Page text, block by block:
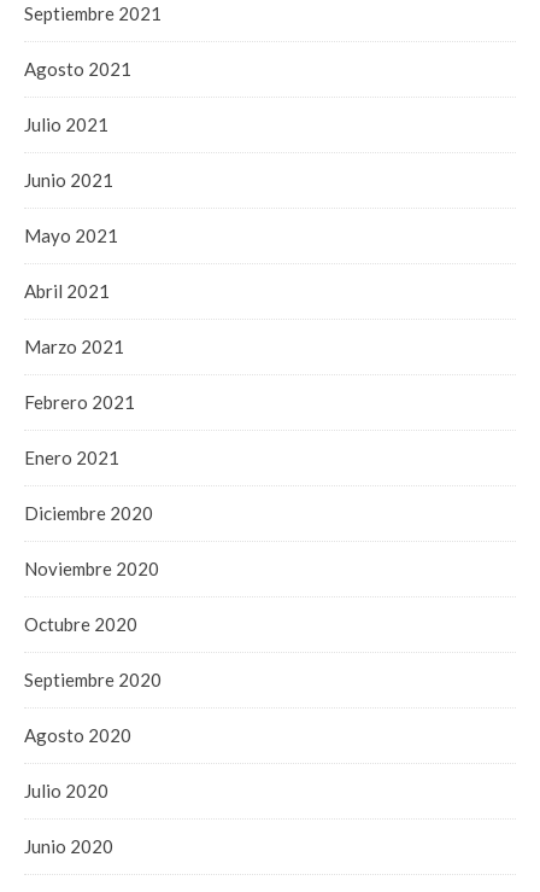
Septiembre 2021
Agosto 2021
Julio 2021
Junio 2021
Mayo 2021
Abril 2021
Marzo 2021
Febrero 2021
Enero 2021
Diciembre 2020
Noviembre 2020
Octubre 2020
Septiembre 2020
Agosto 2020
Julio 2020
Junio 2020